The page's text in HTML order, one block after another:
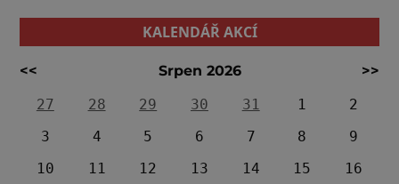
KALENDÁŘ AKCÍ
<< Srpen 2026
>>
27
28 29 30 31 1
2
3
4 5 6 7 8
9
10
11 12 13 14 15
16